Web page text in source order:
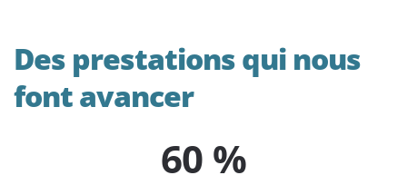
Des prestations qui nous
font avancer
60 %